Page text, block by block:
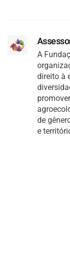
A
direito à
de
e